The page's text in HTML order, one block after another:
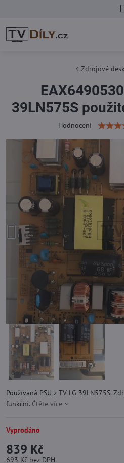
Zdrojové
39LN575S
Hodnocení
Používaná PSU z TV LG 39LN575S.
funkční. Čtěte více
Vyprodáno
839 Kč
693 Kč bez DPH